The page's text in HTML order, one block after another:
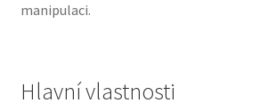
manipulaci.
Hlavní vlastnosti